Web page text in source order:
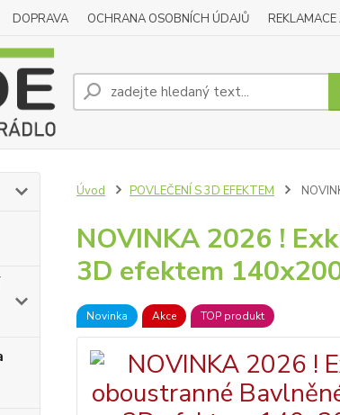
DOPRAVA OCHRANA OSOBNÍCH ÚDAJŮ
Úvod POVLEČENÍ S 3D EFEKTEM
NOVINKA 2026 !
3D efektem
Novinka Akce TOP produkt